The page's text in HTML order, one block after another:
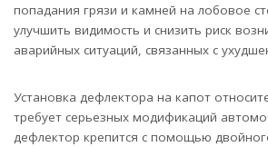
попадания грязи и камней на лобовое
улучшить видимость и снизить риск
аварийных ситуаций, связанных с
Установка дефлектора на капот
требует серьезных модификаций
дефлектор крепится с помощью